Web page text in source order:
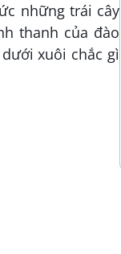
những trái cây
thanh của đào
xuôi chắc gì